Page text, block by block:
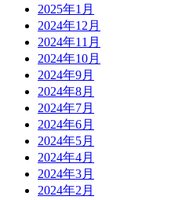
2025年1月
2024年12月
2024年11月
2024年10月
2024年9月
2024年8月
2024年7月
2024年6月
2024年5月
2024年4月
2024年3月
2024年2月